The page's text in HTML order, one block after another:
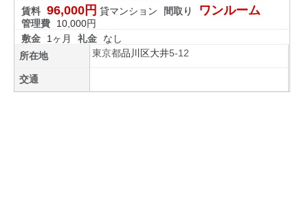
賃料 96,000円 貸マンション 間取り ワンルーム
管理費
10,000円
敷金
1ヶ月 礼金
なし
所在地
東京都品川区大井5-12
交通